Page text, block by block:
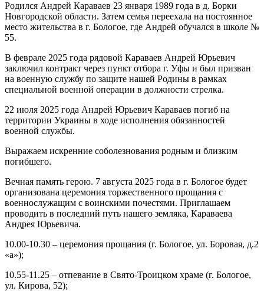
Родился Андрей Караваев 23 января 1989 года в д. Борки
Новгородской области. Затем семья переехала на постоянное
место жительства в г. Бологое, где Андрей обучался в школе №
55.
В феврале 2025 года рядовой Караваев Андрей Юрьевич
заключил контракт через пункт отбора г. Уфы и был призван
на военную службу по защите нашей Родины в рамках
специальной военной операции в должности стрелка.
22 июля 2025 года Андрей Юрьевич Караваев погиб на
территории Украины в ходе исполнения обязанностей
военной службы.
Выражаем искренние соболезнования родным и близким
погибшего.
Вечная память герою. 7 августа 2025 года в г. Бологое будет
организована церемония торжественного прощания с
военнослужащим с воинскими почестями. Приглашаем
проводить в последний путь нашего земляка, Караваева
Андрея Юрьевича.
10.00-10.30 – церемония прощания (г. Бологое, ул. Боровая, д.2
«а»);
10.55-11.25 – отпевание в Свято-Троицком храме (г. Бологое,
ул. Кирова, 52);